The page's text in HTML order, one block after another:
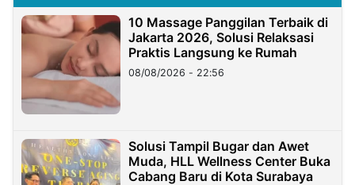
10 Massage Panggilan Terbaik di
Jakarta 2026, Solusi Relaksasi
Praktis Langsung ke Rumah
08/08/2026 - 22:56
Solusi Tampil Bugar dan Awet
Muda, HLL Wellness Center Buka
Cabang Baru di Kota Surabaya